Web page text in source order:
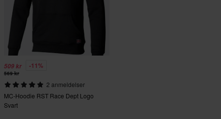
509 kr -11%
569 kr
2 anmeldelser
MC-Hoodie RST Race Dept Logo
Svart